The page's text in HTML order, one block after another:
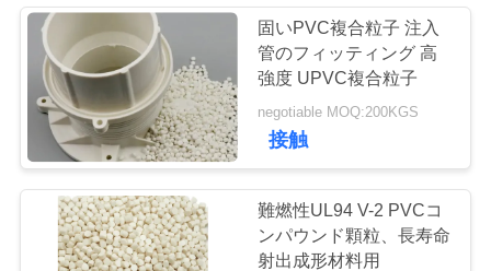
さ
固いPVC複合粒子 注入
管のフィッティング 高
強度 UPVC複合粒子
negotiable MOQ:200KGS
接触
難燃性UL94 V-2 PVCコ
ンパウンド顆粒、長寿命
射出成形材料用